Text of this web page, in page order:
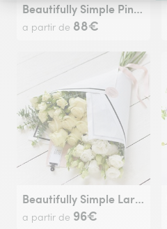
Beautifully Simple Pink Rose And Lily Bouquet.
a partir de 88€
Beautifully Simple Large White Flower Wrap.
a partir de 96€